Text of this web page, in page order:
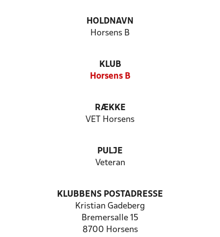
HOLDNAVN
Horsens B
KLUB
Horsens B
RÆKKE
VET Horsens
PULJE
Veteran
KLUBBENS POSTADRESSE
Kristian Gadeberg
Bremersalle 15
8700 Horsens